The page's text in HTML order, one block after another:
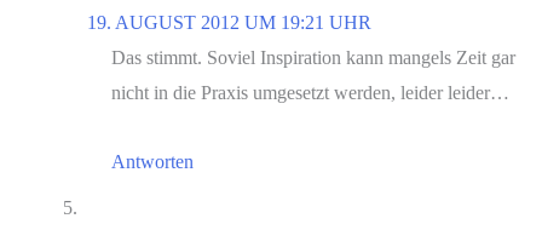
19. AUGUST 2012 UM 19:21 UHR
Das stimmt. Soviel Inspiration kann mangels Zeit gar
nicht in die Praxis umgesetzt werden, leider leider…
Antworten